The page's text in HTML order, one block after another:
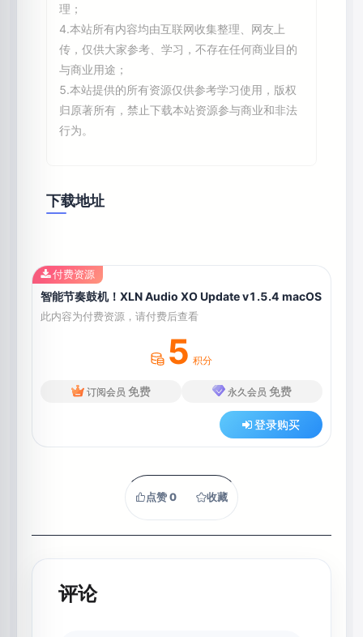
理；
4.本站所有内容均由互联网收集整理、网友上
传，仅供大家参考、学习，不存在任何商业目的
与商业用途；
5.本站提供的所有资源仅供参考学习使用，版权
归原著所有，禁止下载本站资源参与商业和非法
行为。
下载地址
智能节奏鼓机！XLN Audio XO Update v1.5.4 macOS
此内容为付费资源，请付费后查看
5 积分
订阅会员 免费 永久会员 免费
登录购买
付费资源
点赞0 收藏
评论